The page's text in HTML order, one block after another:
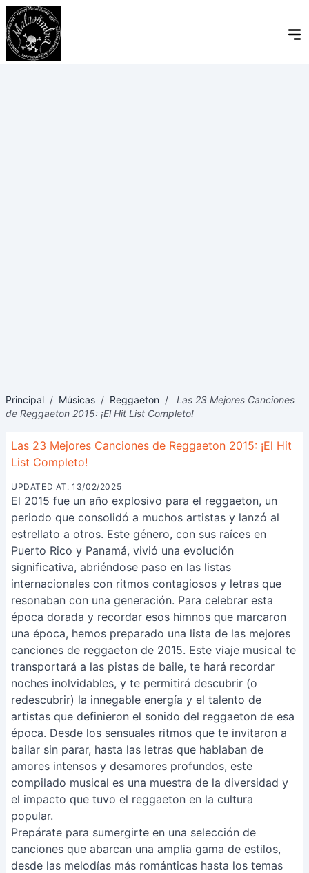
Principal / Músicas / Reggaeton /
Las 23 Mejores Canciones
de Reggaeton 2015: ¡El Hit List Completo!
Las 23 Mejores Canciones de Reggaeton 2015: ¡El Hit
List Completo!
UPDATED AT: 13/02/2025
El 2015 fue un año explosivo para el reggaeton, un
periodo que consolidó a muchos artistas y lanzó al
estrellato a otros. Este género, con sus raíces en
Puerto Rico y Panamá, vivió una evolución
significativa, abriéndose paso en las listas
internacionales con ritmos contagiosos y letras que
resonaban con una generación. Para celebrar esta
época dorada y recordar esos himnos que marcaron
una época, hemos preparado una lista de las mejores
canciones de reggaeton de 2015. Este viaje musical te
transportará a las pistas de baile, te hará recordar
noches inolvidables, y te permitirá descubrir (o
redescubrir) la innegable energía y el talento de
artistas que definieron el sonido del reggaeton de esa
época. Desde los sensuales ritmos que te invitaron a
bailar sin parar, hasta las letras que hablaban de
amores intensos y desamores profundos, este
compilado musical es una muestra de la diversidad y
el impacto que tuvo el reggaeton en la cultura
popular.
Prepárate para sumergirte en una selección de
canciones que abarcan una amplia gama de estilos,
desde las melodías más románticas hasta los temas